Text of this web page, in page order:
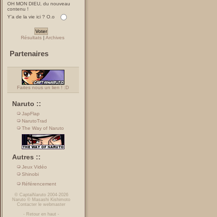
OH MON DIEU, du nouveau
contenu !
Y'a de la vie ici ? O.o
Résultats| Archives
Partenaires
Faites nous un lien ! :D
Naruto ::
JapFlap
NarutoTrad
The Way of Naruto
Autres ::
Jeux Vidéo
Shinobi
Référencement
© CaptaiNaruto2004-2026
Naruto © Masashi Kishimoto
Contacter le webmaster
- Retour en haut -